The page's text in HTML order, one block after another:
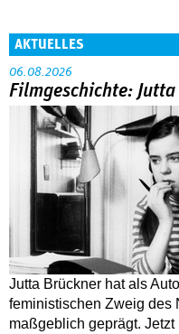
AKTUELLES
06.08.2026
Filmgeschichte:
Jutta Brückner hat als
feministischen Zweig des
maßgeblich geprägt.